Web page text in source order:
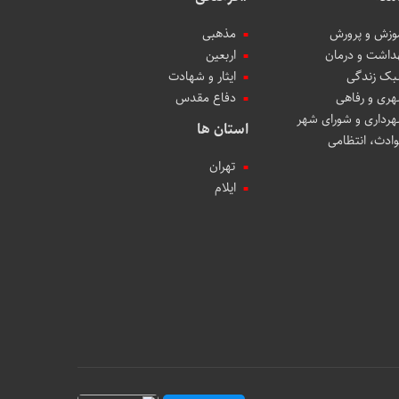
و پرورش
و درمان
زندگی
و رفاهی
و شورای شهر
انتظامی
مذهبی
اربعین
ایثار و شهادت
دفاع مقدس
استان ها
تهران
ایلام